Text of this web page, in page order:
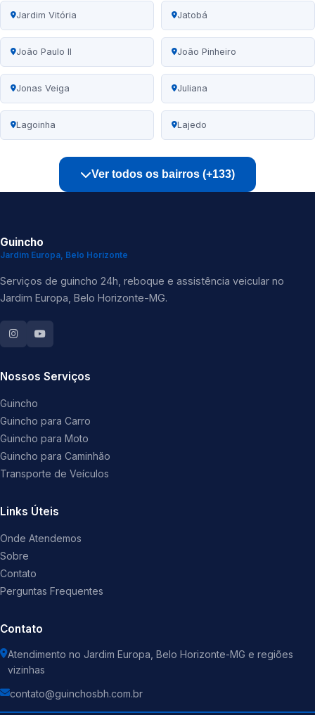
Jardim Vitória Jatobá
João Paulo II João Pinheiro
Jonas Veiga Juliana
Lagoinha Lajedo
Ver todos os bairros (+133)
Guincho
Jardim Europa, Belo Horizonte
Serviços de guincho 24h, reboque e assistência veicular no
Jardim Europa, Belo Horizonte-MG.
Nossos Serviços
Guincho
Guincho para Carro
Guincho para Moto
Guincho para Caminhão
Transporte de Veículos
Links Úteis
Onde Atendemos
Sobre
Contato
Perguntas Frequentes
Contato
Atendimento no Jardim Europa, Belo Horizonte-MG e regiões
vizinhas
contato@guinchosbh.com.br